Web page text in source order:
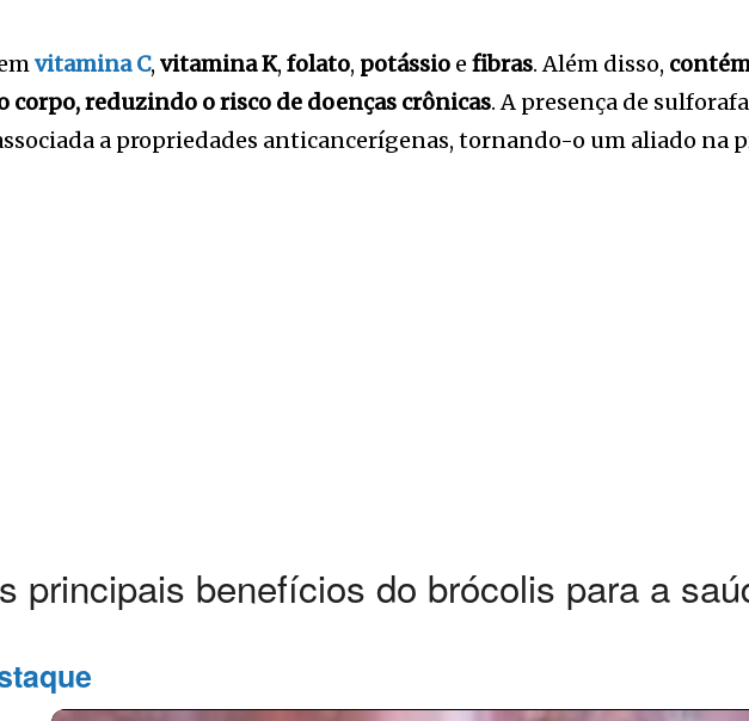
vitamina C, vitamina K, folato, potássio e fibras. Além disso,
corpo, reduzindo o risco de doenças crônicas. A presença de
a propriedades anticancerígenas, tornando-o um aliado na
principais benefícios do brócolis para a